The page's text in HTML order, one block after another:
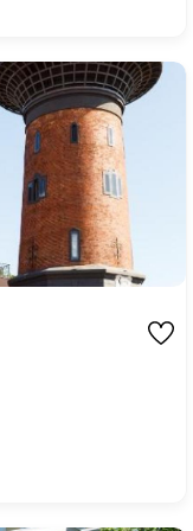
the
keyboard
shortcuts
for
changing
dates.
get
the
keyboard
shortcuts
for
changing
dates.